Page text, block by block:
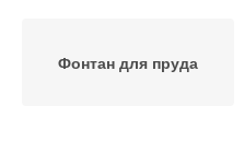
Фонтан для пруда